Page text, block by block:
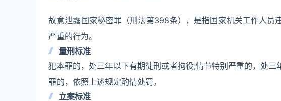
故意泄露国家秘密罪（刑法第398条），是指国家机关工作人员
严重的行为。
量刑标准
犯本罪的，处三年以下有期徒刑或者拘役;情节特别严重的，处
罪的，依照上述规定酌情处罚。
立案标准